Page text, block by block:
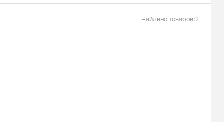
Найдено товаров:2